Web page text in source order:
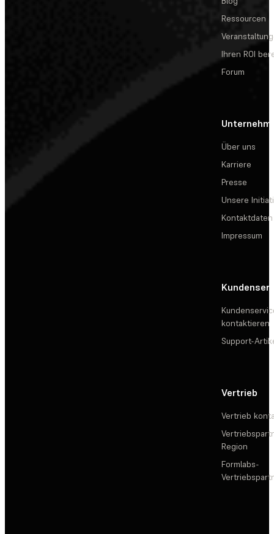
Ressourcen
Ihren ROI
Forum
Über uns
Karriere
Presse
Unsere
Kontaktdaten
Impressum
kontaktieren
Support-
Vertrieb
Vertrieb
Region
Formlabs-